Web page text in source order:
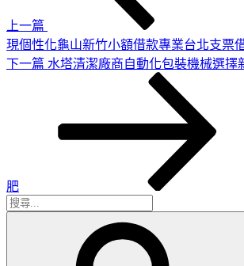
上一篇
現個性化龜山新竹小額借款專業台北支票
下
下一篇 水塔清潔廠商自動化包裝機械選擇
肥
搜